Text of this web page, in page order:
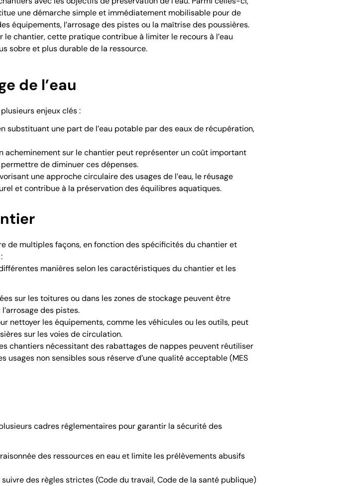
une démarche simple et immédiatement mobilisable pour de
équipements, l’arrosage des pistes ou la maîtrise des poussières.
le chantier, cette pratique contribue à limiter le recours à l’eau
sobre et plus durable de la ressource.
de l’eau
enjeux clés :
substituant une part de l’eau potable par des eaux de récupération,
acheminement sur le chantier peut représenter un coût important
de diminuer ces dépenses.
une approche circulaire des usages de l’eau, le réusage
et contribue à la préservation des équilibres aquatiques.
de multiples façons, en fonction des spécificités du chantier et
manières selon les caractéristiques du chantier et les
sur les toitures ou dans les zones de stockage peuvent être
des pistes.
nettoyer les équipements, comme les véhicules ou les outils, peut
sur les voies de circulation.
chantiers nécessitant des rabattages de nappes peuvent réutiliser
usages non sensibles sous réserve d’une qualité acceptable (MES
cadres réglementaires pour garantir la sécurité des
des ressources en eau et limite les prélèvements abusifs
des règles strictes (Code du travail, Code de la santé publique)